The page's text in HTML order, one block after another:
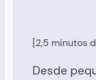
[2,5 minutos
Desde